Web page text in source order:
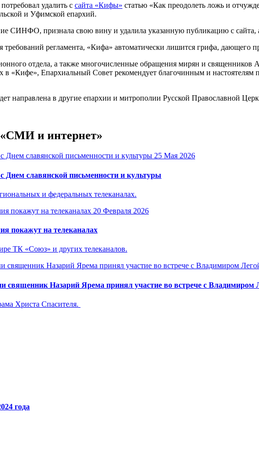
удалить с сайта «Кифы» статью «Как преодолеть ложь и
и Уфимской епархий.
СИНФО, признала свою вину и удалила указанную публикацию с сайта, а
регламента, «Кифа» автоматически лишится грифа, дающего
отдела, а также многочисленные обращения мирян и священников
«Кифе», Епархиальный Совет рекомендует благочинным и настоятелям
направлена в другие епархии и митрополии Русской Православной
«СМИ и интернет»
25 Мая 2026
Днем славянской письменности и культуры
и федеральных телеканалах.
20 Февраля 2026
покажут на телеканалах
ТК «Союз» и других телеканалов.
священник Назарий Ярема принял участие во встрече с Владимиром
Христа Спасителя.
года